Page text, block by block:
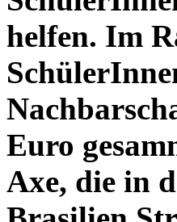
helfen. Im
Euro
Axe, die in